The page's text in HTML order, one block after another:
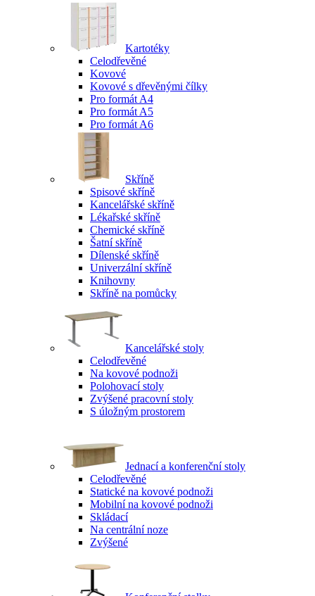
Kartotéky
Celodřevěné
Kovové
Kovové s dřevěnými čílky
Pro formát A4
Pro formát A5
Pro formát A6
Skříně
Spisové skříně
Kancelářské skříně
Lékařské skříně
Chemické skříně
Šatní skříně
Dílenské skříně
Univerzální skříně
Knihovny
Skříně na pomůcky
Kancelářské stoly
Celodřevěné
Na kovové podnoži
Polohovací stoly
Zvýšené pracovní stoly
S úložným prostorem
Jednací a konferenční stoly
Celodřevěné
Statické na kovové podnoži
Mobilní na kovové podnoži
Skládací
Na centrální noze
Zvýšené